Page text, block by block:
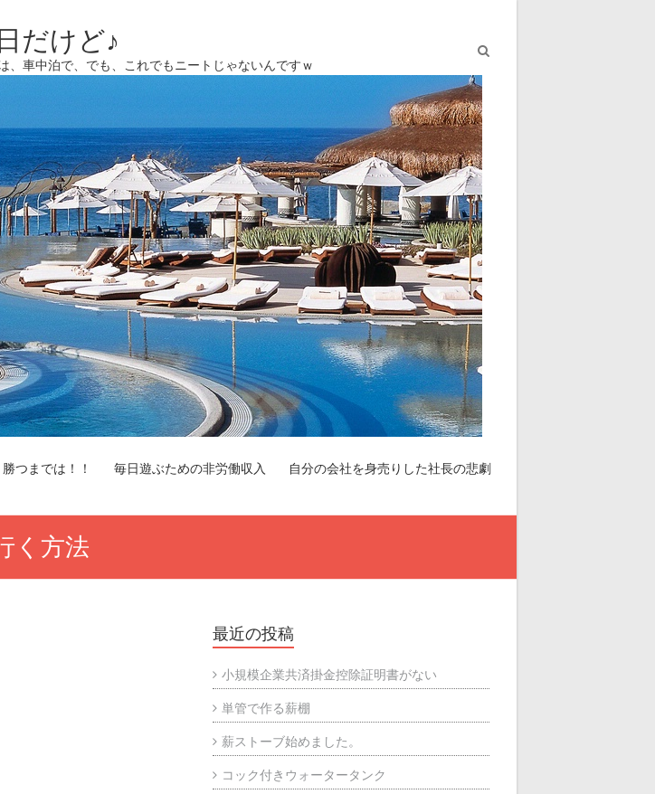
だけど♪
車中泊で、でも、これでもニートじゃないんですｗ
つまでは！！ 毎日遊ぶための非労働収入 自分の会社を身売りした社長の悲劇
く方法
最近の投稿
小規模企業共済掛金控除証明書がない
単管で作る薪棚
薪ストーブ始めました。
コック付きウォータータンク